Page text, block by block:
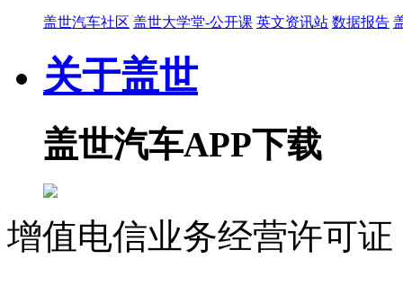
盖世汽车社区 盖世大学堂-公开课 英文资讯站 数据报告
关于盖世
盖世汽车APP下载
增值电信业务经营许可